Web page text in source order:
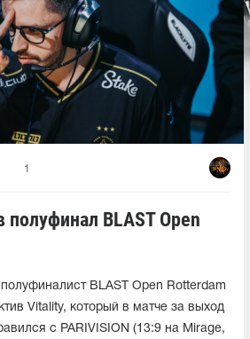
1
BLAST Open
BLAST Open Rotterdam
Vitality, который в матче за выход
с PARIVISION (13:9 на Mirage,